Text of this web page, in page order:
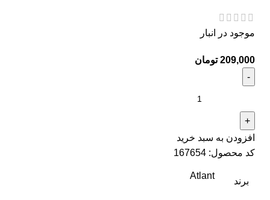
موجود در انبار
تومان
افزودن به سبد خرید
کد محصول: 167654
برند
Atlant